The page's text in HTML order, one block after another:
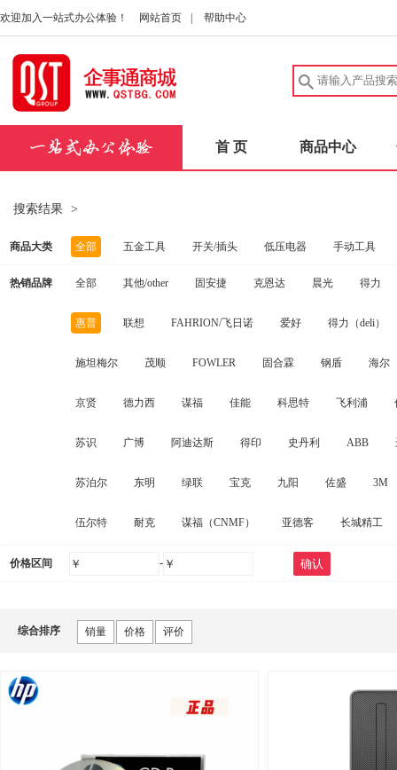
欢迎加入一站式办公体验！ 网站首页 帮助中心
首 页 商品中心
搜索结果 >
商品大类 全部 五金工具 开关/插头 低压电器 手动工具
建筑五金 中性笔/签字笔 洗发护发 实验室耗材
电动工具 桌子 量规 健康秤/厨房秤
劳防手套 实验室仪器 消防器材 量尺 口腔护理
储物柜 对讲机 特种胶带/透明胶带 家纺布艺 其
镇流器/电容 其它配件 起重器材 粮油 存储设施
衣物清洁及护理剂 一次性餐具及用品 修正液 沙发
空调 办公生活杂物 金属制品 工艺阀门 转动设备
热销品牌 全部 其他/other 固安捷 克恩达 晨光 得力
惠普 联想 FAHRION/飞日诺 爱好 得力（deli）
施坦梅尔 茂顺 FOWLER 固合霖 钢盾 海尔
京贤 德力西 谋福 佳能 科思特 飞利浦
苏识 广博 阿迪达斯 得印 史丹利 ABB
苏泊尔 东明 绿联 宝克 九阳 佐盛 3M
伍尔特 耐克 谋福（CNMF） 亚德客 长城精工
价格区间 ￥ - ￥ 确认
综合排序 销量 价格 评价